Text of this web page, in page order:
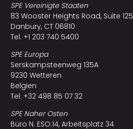
SPE Vereinigte Staaten
83 Wooster Heights Road, Suite 125
Danbury, CT 06810
Tel. +1 203 740 5400
SPE Europa
Serskampsteenweg 135A
9230 Wetteren
Belgien
Tel. +32 498 85 07 32
SPE Naher Osten
Büro N. ESO:14, Arbeitsplatz 34